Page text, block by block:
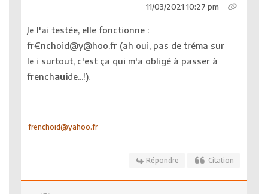
11/03/2021 10:27 pm
Je l'ai testée, elle fonctionne :
fr€nchoid@y@hoo.fr (ah oui, pas de tréma sur
le i surtout, c'est ça qui m'a obligé à passer à
frenchauide...!).
frenchoid@yahoo.fr
Répondre Citation